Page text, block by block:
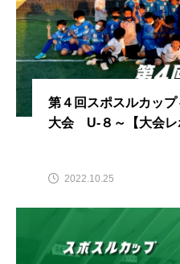
第４回スポスルカッ
大会 U-８～【大会レ
2022.10.25